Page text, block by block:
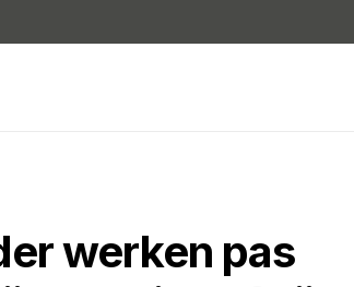
werken pas